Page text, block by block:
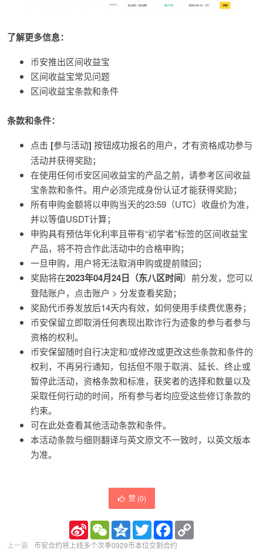
了解更多信息：
币安推出区间收益宝
区间收益宝常见问题
区间收益宝条款和条件
条款和条件：
点击 [参与活动] 按钮成功报名的用户，才有资格成功参与
活动并获得奖励；
在使用任何币安区间收益宝的产品之前，请参考区间收益
宝条款和条件。用户必须完成身份认证才能获得奖励；
所有申购金额将以申购当天的23:59（UTC）收盘价为准，
并以等值USDT计算；
申购具有预估年化利率且带有“初学者”标签的区间收益宝
产品，将不符合作此活动中的合格申购；
一旦申购，用户将无法取消申购或提前赎回；
奖励将在2023年04月24日（东八区时间）前分发，您可以
登陆账户，点击账户 > 分发查看奖励；
奖励代币券发放后14天内有效，如何使用手续费优惠券；
币安保留立即取消任何表现出欺诈行为迹象的参与者参与
资格的权利。
币安保留随时自行决定和/或修改或更改这些条款和条件的
权利，不再另行通知，包括但不限于取消、延长、终止或
暂停此活动，资格条款和标准，获奖者的选择和数量以及
采取任何行动的时间，所有参与者均应受这些修订条款的
约束。
可在此处查看其他活动条款和条件。
本活动条款与细则翻译与英文原文不一致时，以英文版本
为准。
赞 (0)
Sina
Weibo
WeChatQzoneTwitterFacebook
上一篇
币安合约将上线多个次季0929币本位交割合约